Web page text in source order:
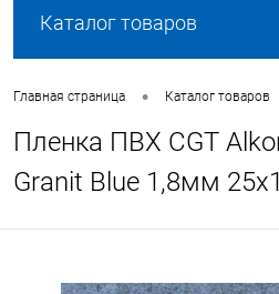
Каталог товаров
Главная страница • Каталог товаров
Пленка ПВХ CGT
Granit Blue 1,8мм